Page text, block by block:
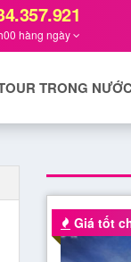
hàng ngày
TRONG NƯỚC
Giá tốt